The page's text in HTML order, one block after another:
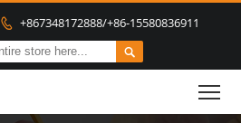
 +867348172888/+86-15580836911
